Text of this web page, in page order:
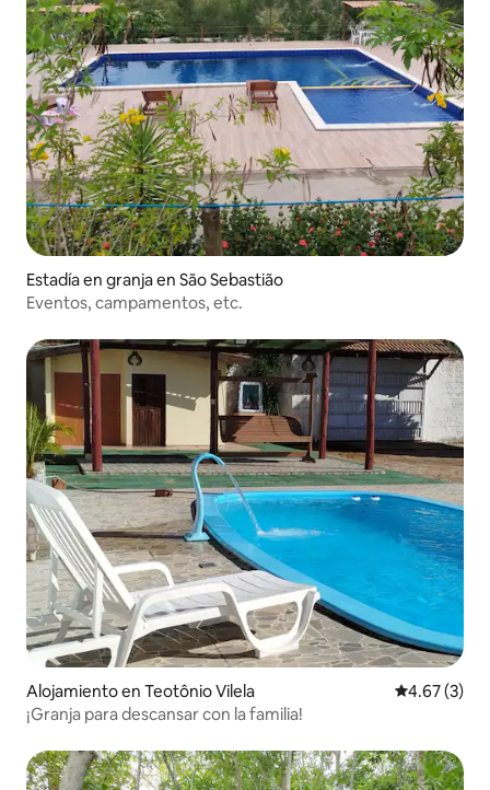
Estadía en granja en São Sebastião
Eventos, campamentos, etc.
Alojamiento en Teotônio Vilela Calificación
4.67 (3)
¡Granja para descansar con la familia!